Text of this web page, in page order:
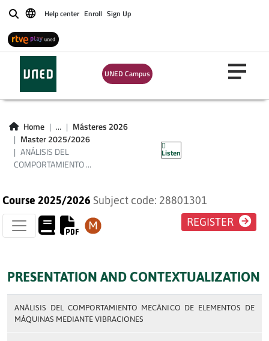
BuscarHelp center Enroll Sign Up
UNED Campus
Home ...
Másteres 2026
Master 2025/2026
ANÁLISIS DEL
COMPORTAMIENTO ...
Listen
COMPORTAMIENTO
MECÁNICO DE
ELEMENTOS DE
MÁQUINAS
MEDIANTE
VIBRACIONES
Course 2025/2026 Subject code: 28801301
REGISTER
PRESENTATION AND CONTEXTUALIZATION
ANÁLISIS DEL COMPORTAMIENTO MECÁNICO DE ELEMENTOS DE
MÁQUINAS MEDIANTE VIBRACIONES